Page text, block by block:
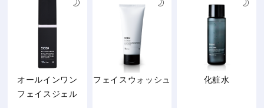
オールインワン
フェイスジェル
フェイスウォッシュ 化粧水